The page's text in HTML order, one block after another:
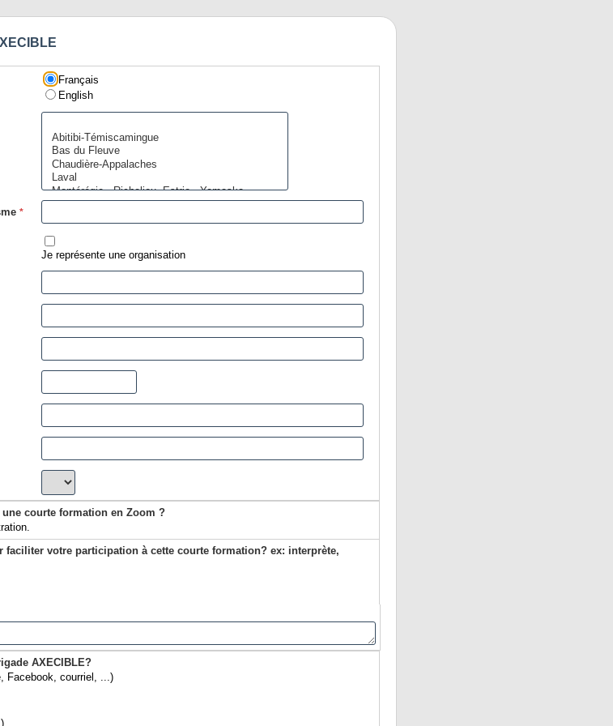
Français
English
*
Je représente une organisation
courte formation en Zoom ?
faciliter votre participation à cette courte formation? ex: interprète,
AXECIBLE?
Facebook, courriel, ...)